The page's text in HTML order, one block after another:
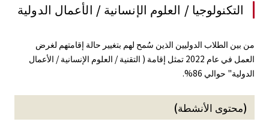
التكنولوجيا / العلوم الإنسانية / الأعمال الدولية
من بين الطلاب الدوليين الذين سُمح لهم بتغيير حالة إقامتهم لغرض
العمل في عام 2022 تمثل إقامة ( التقنية / العلوم الإنسانية / الأعمال
الدولية" حوالي 86%.
(محتوى الأنشطة)